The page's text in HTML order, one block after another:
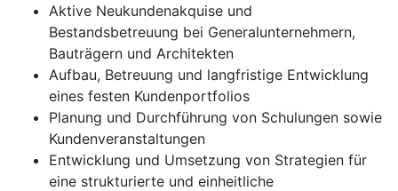
Aktive Neukundenakquise und
Bestandsbetreuung bei Generalunternehmern,
Bauträgern und Architekten
Aufbau, Betreuung und langfristige Entwicklung
eines festen Kundenportfolios
Planung und Durchführung von Schulungen sowie
Kundenveranstaltungen
Entwicklung und Umsetzung von Strategien für
eine strukturierte und einheitliche